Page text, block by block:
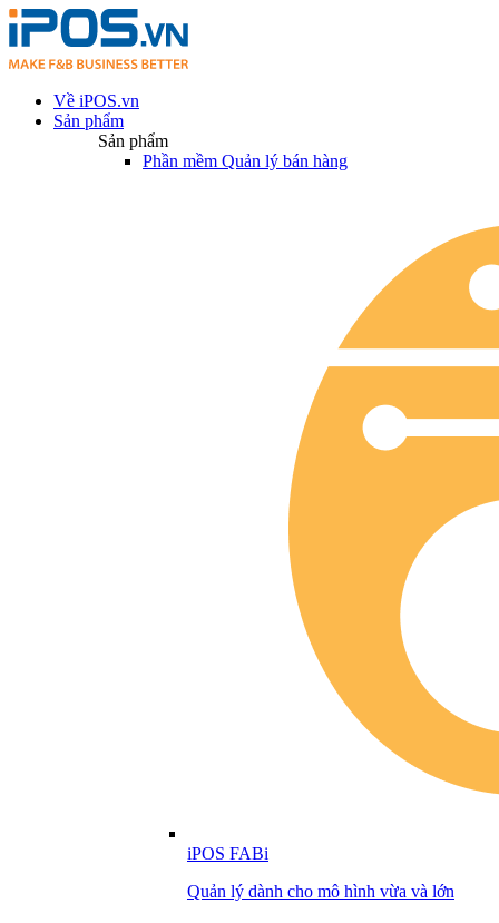
Về iPOS.vn
Sản phẩm
Sản phẩm
Phần mềm Quản lý bán hàng
iPOS FABi
Quản lý dành cho mô hình vừa và lớn